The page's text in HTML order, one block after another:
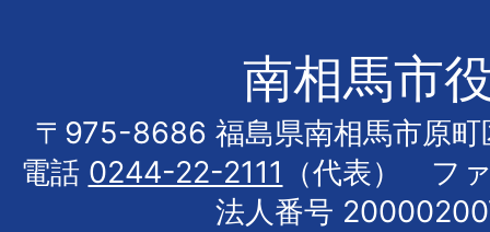
南相馬市
〒975-8686 福島県南相馬市原町
電話 0244-22-2111
（代表） フ
法人番号